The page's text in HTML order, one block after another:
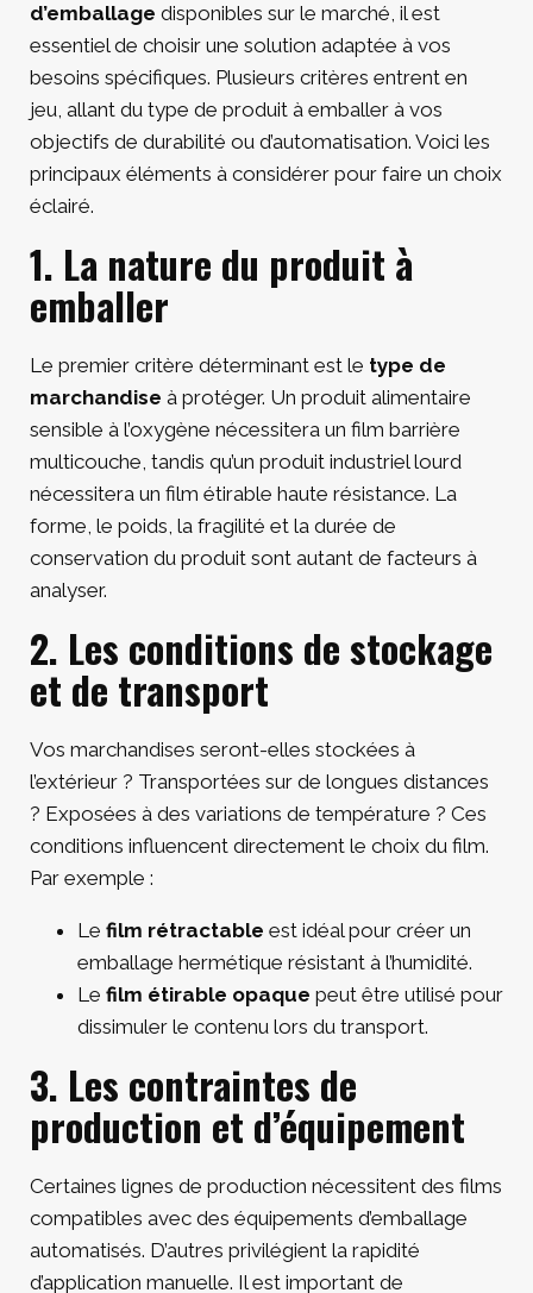
d’emballage disponibles sur le marché, il est
essentiel de choisir une solution adaptée à vos
besoins spécifiques. Plusieurs critères entrent en
jeu, allant du type de produit à emballer à vos
objectifs de durabilité ou d’automatisation. Voici les
principaux éléments à considérer pour faire un choix
éclairé.
1. La nature du produit à
emballer
Le premier critère déterminant est le type de
marchandise à protéger. Un produit alimentaire
sensible à l’oxygène nécessitera un film barrière
multicouche, tandis qu’un produit industriel lourd
nécessitera un film étirable haute résistance. La
forme, le poids, la fragilité et la durée de
conservation du produit sont autant de facteurs à
analyser.
2. Les conditions de stockage
et de transport
Vos marchandises seront-elles stockées à
l’extérieur ? Transportées sur de longues distances
? Exposées à des variations de température ? Ces
conditions influencent directement le choix du film.
Par exemple :
Le film rétractable est idéal pour créer un
emballage hermétique résistant à l’humidité.
Le film étirable opaque peut être utilisé pour
dissimuler le contenu lors du transport.
3. Les contraintes de
production et d’équipement
Certaines lignes de production nécessitent des films
compatibles avec des équipements d’emballage
automatisés. D’autres privilégient la rapidité
d’application manuelle. Il est important de